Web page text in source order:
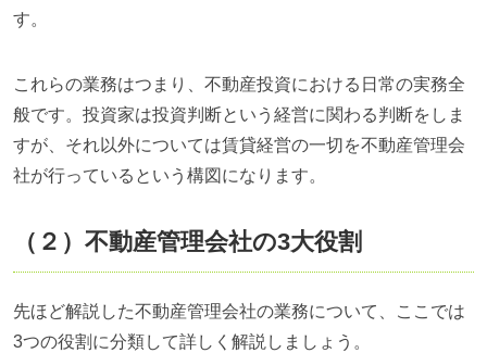
す。
これらの業務はつまり、不動産投資における日常の実務全
般です。投資家は投資判断という経営に関わる判断をしま
すが、それ以外については賃貸経営の一切を不動産管理会
社が行っているという構図になります。
（２）不動産管理会社の3大役割
先ほど解説した不動産管理会社の業務について、ここでは
3つの役割に分類して詳しく解説しましょう。